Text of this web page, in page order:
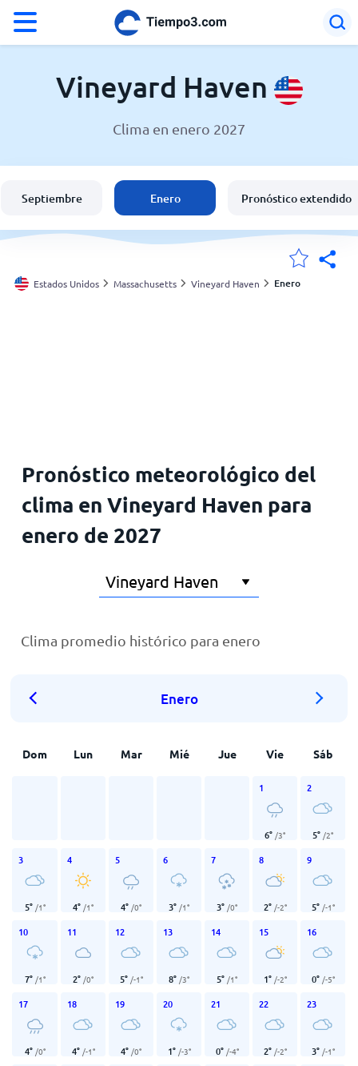
°C
El clima en Vineyard Haven
España
Argentina
Vineyard Haven
Clima en enero 2027
Septiembre Enero Pronóstico extendido
Estados Unidos Massachusetts Vineyard Haven Enero
Pronóstico meteorológico del
clima en Vineyard Haven para
enero de 2027
Clima promedio histórico para enero
Enero
Dom Lun Mar Mié Jue Vie Sáb
1
6° /3°
2
5° /2°
3
5° /1°
4
4° /1°
5
4° /0°
6
3° /1°
7
3° /0°
8
2° /-2°
9
5° /-1°
10
7° /1°
11
2° /0°
12
5° /-1°
13
8° /3°
14
5° /1°
15
1° /-2°
16
0° /-5°
17
4° /0°
18
4° /-1°
19
4° /0°
20
1° /-3°
21
0° /-4°
22
2° /-2°
23
3° /-1°